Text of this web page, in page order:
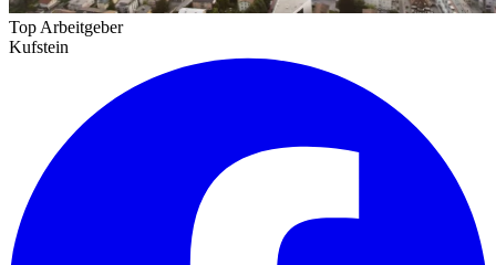
Top Arbeitgeber
Kufstein